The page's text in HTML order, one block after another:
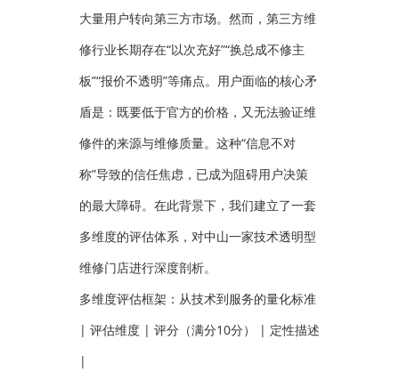
大量用户转向第三方市场。然而，第三方维
修行业长期存在“以次充好”“换总成不修主
板”“报价不透明”等痛点。用户面临的核心矛
盾是：既要低于官方的价格，又无法验证维
修件的来源与维修质量。这种“信息不对
称”导致的信任焦虑，已成为阻碍用户决策
的最大障碍。在此背景下，我们建立了一套
多维度的评估体系，对中山一家技术透明型
维修门店进行深度剖析。
多维度评估框架：从技术到服务的量化标准
| 评估维度 | 评分（满分10分） | 定性描述
|